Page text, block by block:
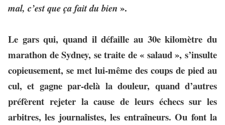
mal, c’est que ça fait du bien ».
Le gars qui, quand il défaille au 30e kilomètre du
marathon de Sydney, se traite de « salaud », s’insulte
copieusement, se met lui-même des coups de pied au
cul, et gagne par-delà la douleur, quand d’autres
préfèrent rejeter la cause de leurs échecs sur les
arbitres, les journalistes, les entraîneurs. Ou font la